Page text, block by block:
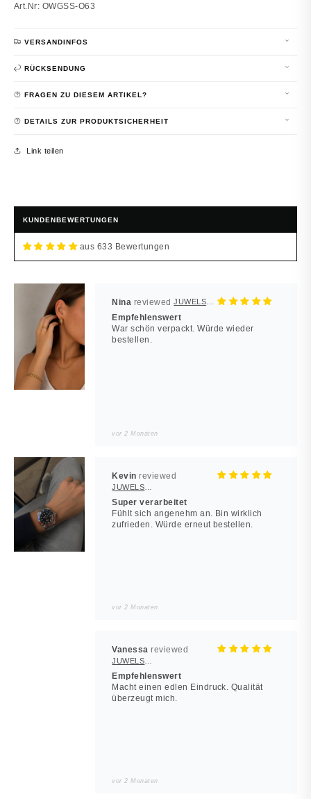
Art.Nr: OWGSS-O63
VERSANDINFOS
RÜCKSENDUNG
FRAGEN ZU DIESEM ARTIKEL?
DETAILS ZUR PRODUKTSICHERHEIT
Link teilen
KUNDENBEWERTUNGEN
aus 633 Bewertungen
Nina
Empfehlenswert
War schön verpackt. Würde wieder
bestellen.
vor 2 Monaten
Kevin
Super verarbeitet
Fühlt sich angenehm an. Bin wirklich
zufrieden. Würde erneut bestellen.
vor 2 Monaten
Vanessa
Empfehlenswert
Macht einen edlen Eindruck. Qualität
überzeugt mich.
vor 2 Monaten